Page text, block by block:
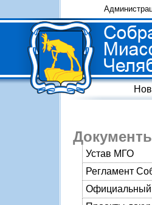
Устав МГО
Регламент
Официальный